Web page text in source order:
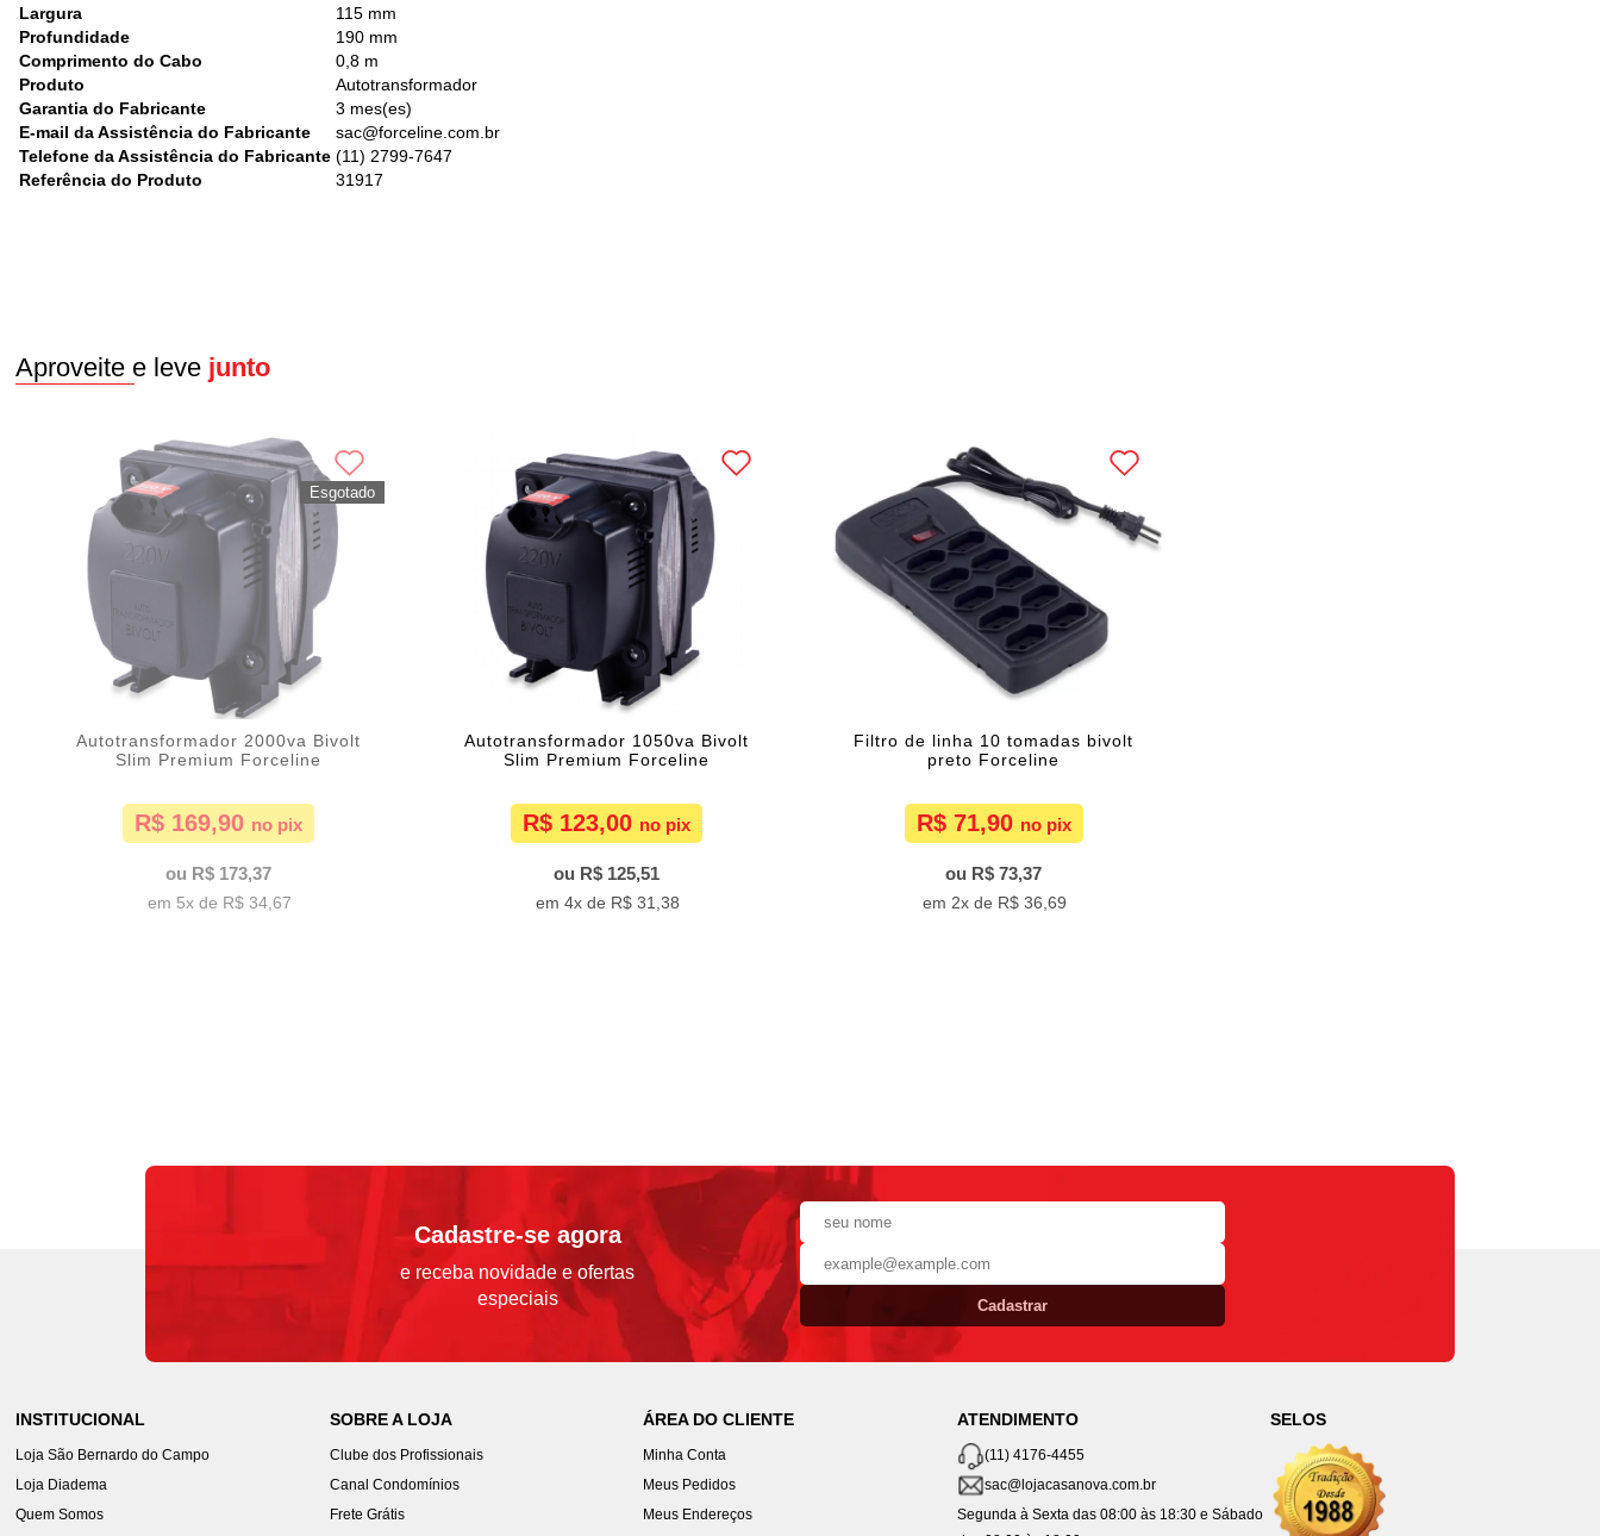
Largura
115 mm
Profundidade
190 mm
Comprimento do Cabo
0,8 m
Produto
Autotransformador
Garantia do Fabricante
3 mes(es)
E-mail da Assistência do Fabricante
sac@forceline.com.br
Telefone da Assistência do Fabricante (11) 2799-7647
Referência do Produto
31917
Aproveite e leve junto
Autotransformador 2000va Bivolt
Slim Premium Forceline
R$ 169,90
R$ 173,37
5x de R$ 34,67
Autotransformador 1050va Bivolt
Slim Premium Forceline
R$ 123,00
R$ 125,51
4x de R$ 31,38
Filtro de linha 10 tomadas bivolt
preto Forceline
R$ 71,90
R$ 73,37
2x de R$ 36,69
Cadastre-se agora
e receba novidade e ofertas
especiais
Cadastrar
INSTITUCIONAL
Loja São Bernardo do Campo
Loja Diadema
Quem Somos
SOBRE A LOJA
Clube dos Profissionais
Canal Condomínios
Frete Grátis
ÁREA DO CLIENTE
Minha Conta
Meus Pedidos
Meus Endereços
ATENDIMENTO
(11) 4176-4455
sac@lojacasanova.com.br
Segunda à Sexta das 08:00 às 18:30 e Sábado
SELOS